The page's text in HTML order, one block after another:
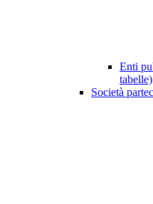
Enti
tabelle)
Società